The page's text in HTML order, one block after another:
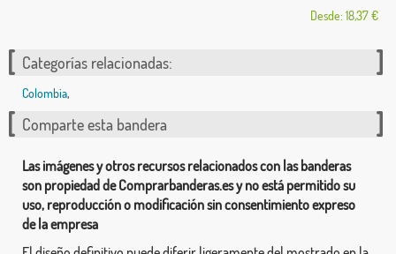
Desde: 18,37 €
Categorías relacionadas:
Colombia,
Comparte esta bandera
Las imágenes y otros recursos relacionados con las banderas
son propiedad de Comprarbanderas.es y no está permitido su
uso, reproducción o modificación sin consentimiento expreso
de la empresa